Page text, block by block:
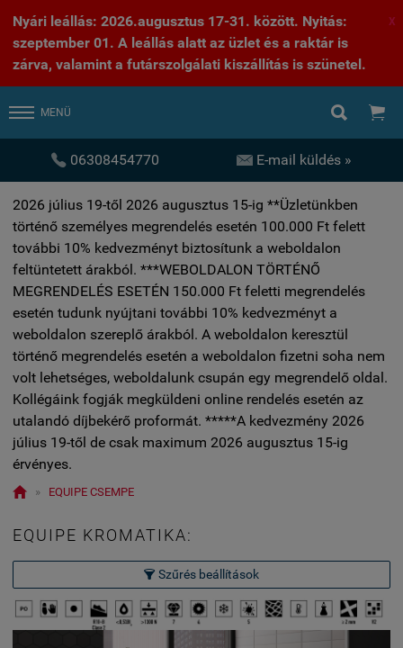
Nyári leállás: 2026.augusztus 17-31. között. Nyitás:
szeptember 01. A leállás alatt az üzlet és a raktár is
zárva, valamint a futárszolgálati kiszállítás is szünetel.
X
MENÜ  
 06308454770  E-mail küldés »
2026 július 19-től 2026 augusztus 15-ig **Üzletünkben
történő személyes megrendelés esetén 100.000 Ft felett
további 10% kedvezményt biztosítunk a weboldalon
feltüntetett árakból. ***WEBOLDALON TÖRTÉNŐ
MEGRENDELÉS ESETÉN 150.000 Ft feletti megrendelés
esetén tudunk nyújtani további 10% kedvezményt a
weboldalon szereplő árakból. A weboldalon keresztül
történő megrendelés esetén a weboldalon fizetni soha nem
volt lehetséges, weboldalunk csupán egy megrendelő oldal.
Kollégáink fogják megküldeni online rendelés esetén az
utalandó díjbekérő proformát. *****A kedvezmény 2026
július 19-től de csak maximum 2026 augusztus 15-ig
érvényes.
 » EQUIPE CSEMPE
EQUIPE KROMATIKA:
 Szűrés beállítások